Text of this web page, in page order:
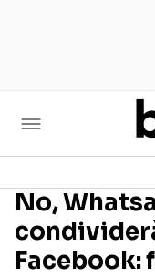
No,
Facebook: